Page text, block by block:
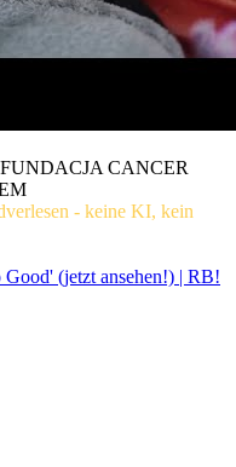
CANCER
- keine KI, kein